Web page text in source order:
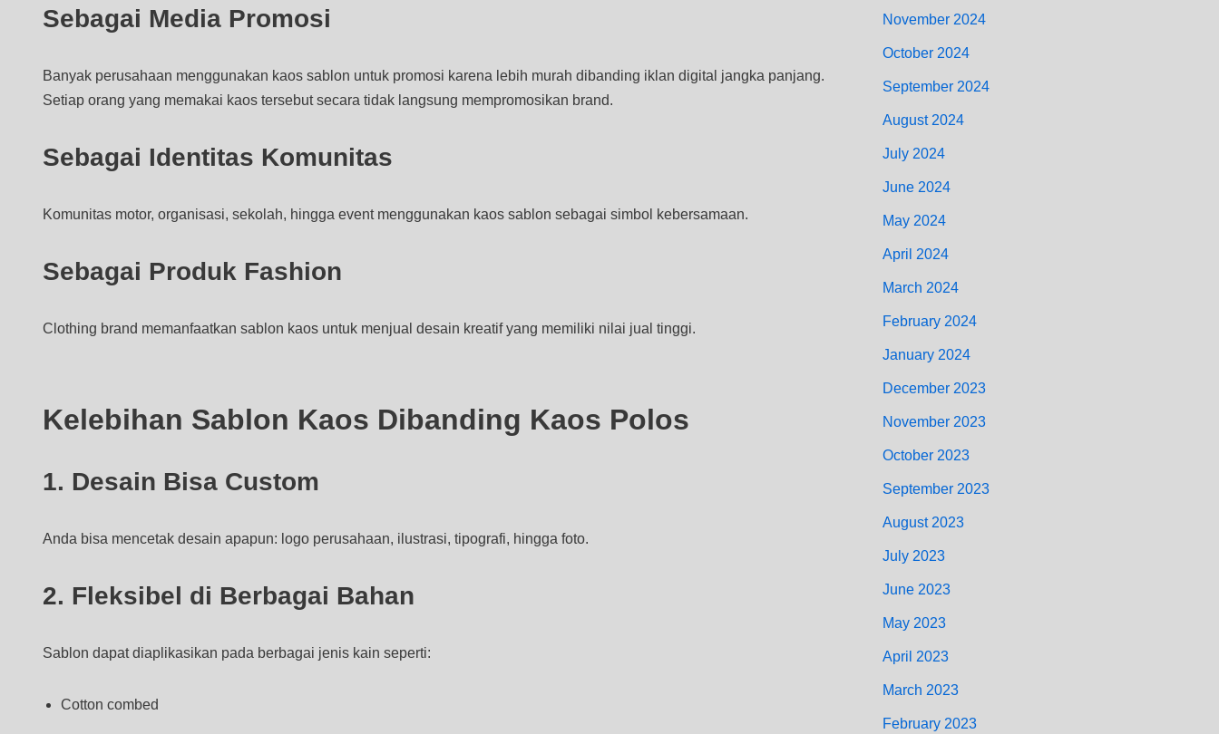
Sebagai Media Promosi
Banyak perusahaan menggunakan kaos sablon untuk promosi karena lebih murah dibanding iklan digital jangka panjang.
Setiap orang yang memakai kaos tersebut secara tidak langsung mempromosikan brand.
Sebagai Identitas Komunitas
Komunitas motor, organisasi, sekolah, hingga event menggunakan kaos sablon sebagai simbol kebersamaan.
Sebagai Produk Fashion
Clothing brand memanfaatkan sablon kaos untuk menjual desain kreatif yang memiliki nilai jual tinggi.
Kelebihan Sablon Kaos Dibanding Kaos Polos
1. Desain Bisa Custom
Anda bisa mencetak desain apapun: logo perusahaan, ilustrasi, tipografi, hingga foto.
2. Fleksibel di Berbagai Bahan
Sablon dapat diaplikasikan pada berbagai jenis kain seperti:
Cotton combed
November 2024
October 2024
September 2024
August 2024
July 2024
June 2024
May 2024
April 2024
March 2024
February 2024
January 2024
December 2023
November 2023
October 2023
September 2023
August 2023
July 2023
June 2023
May 2023
April 2023
March 2023
February 2023